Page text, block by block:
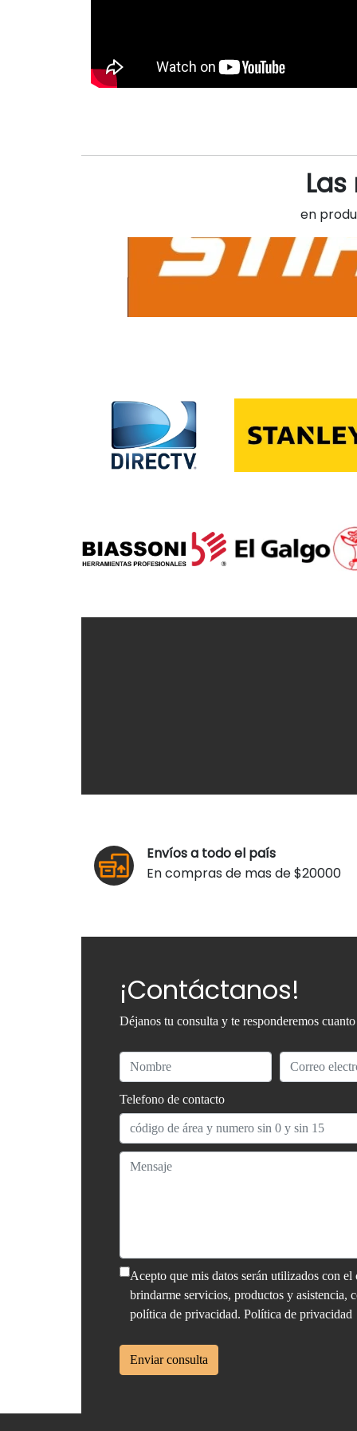
en
Envíos a todo el país
En compras de mas de $20000
¡Contáctanos!
Déjanos tu consulta y te responderemos cuanto
Telefono de contacto
Acepto que mis datos serán utilizados con el
brindarme servicios, productos y asistencia,
política de privacidad. Política de privacidad
Enviar consulta